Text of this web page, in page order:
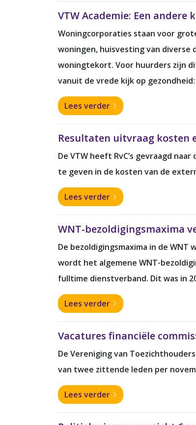
VTW Academie: Een
Woningcorporaties staan voor
woningen, huisvesting van
woningtekort. Voor huurders zijn
vanuit de vrede kijk op
Lees verder
Resultaten uitvraag kosten
De VTW heeft RvC’s gevraagd
te geven in de kosten van de
Lees verder
WNT-bezoldigingsmaxima
De bezoldigingsmaxima in de
wordt het algemene WNT-
fulltime dienstverband. Dit was in
Lees verder
Vacatures financiële
De Vereniging van
van twee zittende leden per
Lees verder